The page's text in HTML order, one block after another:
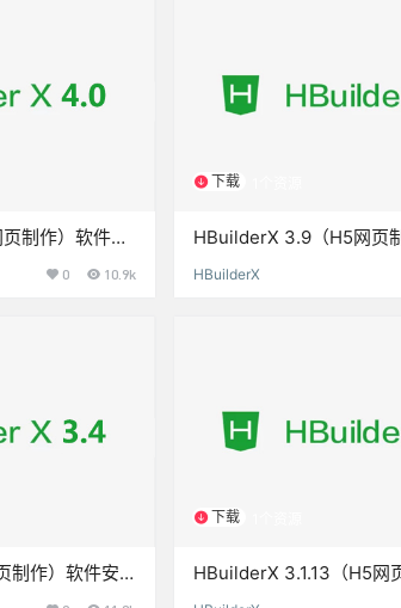
制作）软件安
0 10.9k
下载
HBuilderX 3.9（H5网页
HBuilderX
制作）软件安
下载
HBuilderX 3.1.13（H5网